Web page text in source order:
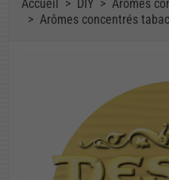
Accueil DIY
Arômes
Arômes concentrés tabac